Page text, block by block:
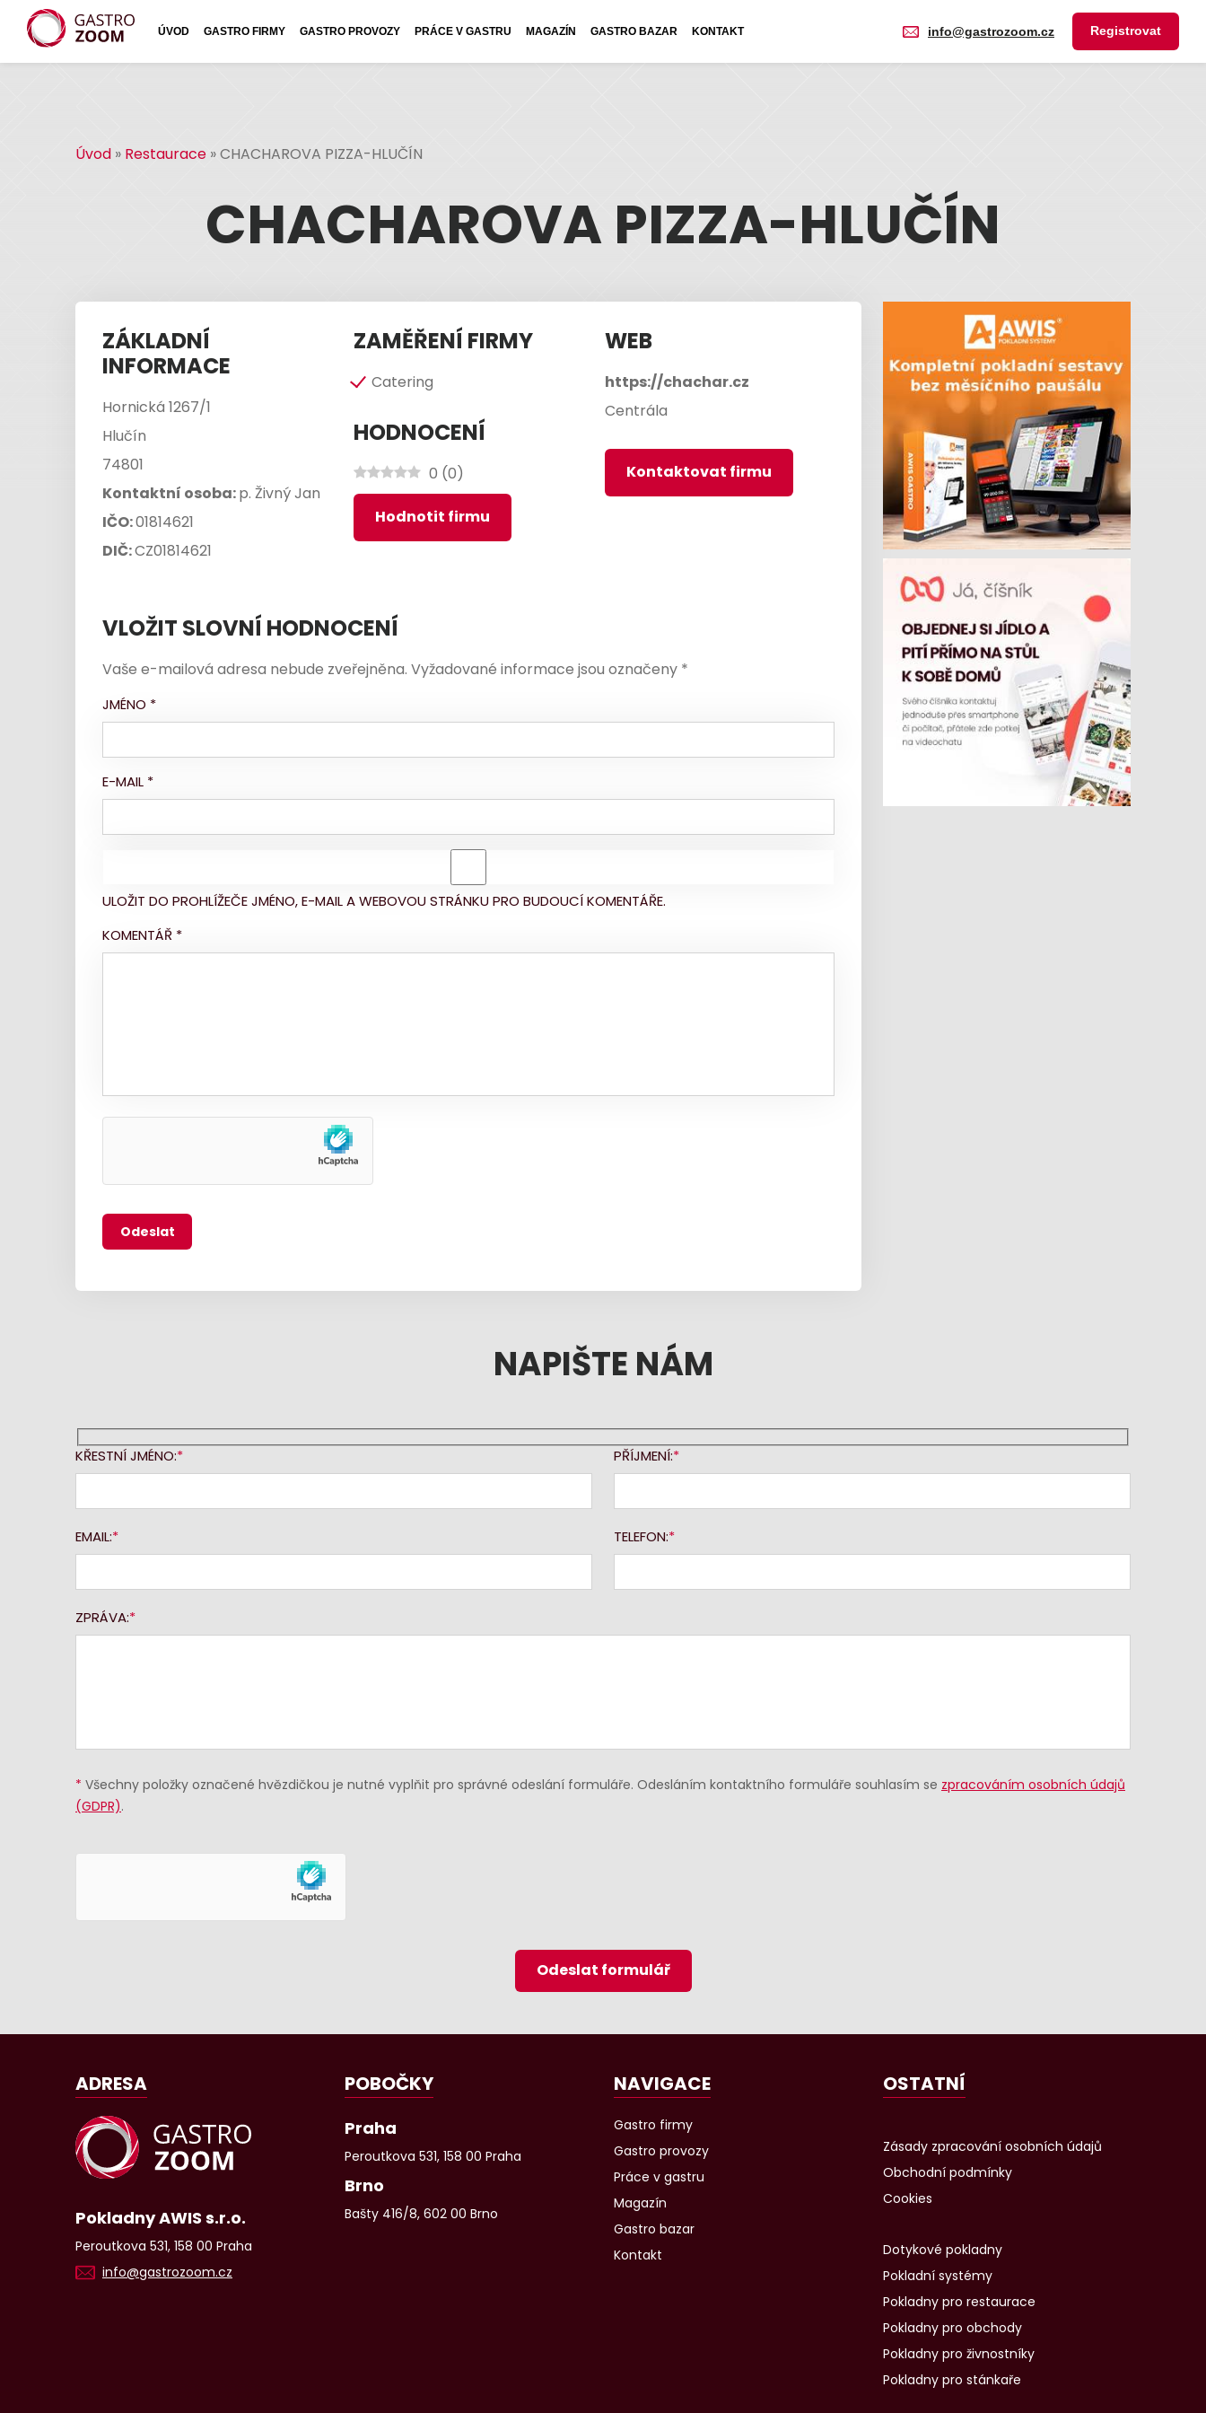
ÚVOD GASTRO FIRMY GASTRO PROVOZY PRÁCE V GASTRU MAGAZÍN GASTRO BAZAR KONTAKT info@gastrozoom.cz Registrovat
Úvod » Restaurace »CHACHAROVA PIZZA-HLUČÍN
CHACHAROVA PIZZA-HLUČÍN
ZÁKLADNÍ
INFORMACE
Hornická 1267/1
Hlučín
74801
Kontaktní osoba:p. Živný Jan
IČO:01814621
DIČ:CZ01814621
ZAMĚŘENÍ FIRMY
Catering
HODNOCENÍ
0 (0)
Hodnotit firmu
WEB
https://chachar.cz
Centrála
Kontaktovat firmu
VLOŽIT SLOVNÍ HODNOCENÍ
Vaše e-mailová adresa nebude zveřejněna. Vyžadované informace jsou označeny *
JMÉNO *
E-MAIL *
ULOŽIT DO PROHLÍŽEČE JMÉNO, E-MAIL A WEBOVOU STRÁNKU PRO BUDOUCÍ KOMENTÁŘE.
KOMENTÁŘ *
NAPIŠTE NÁM
KŘESTNÍ JMÉNO: PŘÍJMENÍ:
EMAIL: TELEFON:
ZPRÁVA:
* Všechny položky označené hvězdičkou je nutné vyplňit pro správné odeslání formuláře. Odesláním kontaktního formuláře souhlasím se zpracováním osobních údajů
(GDPR).
Odeslat formulář
ADRESA
Pokladny AWIS s.r.o.
Peroutkova 531, 158 00 Praha
info@gastrozoom.cz
POBOČKY
Praha
Peroutkova 531, 158 00 Praha
Brno
Bašty 416/8, 602 00 Brno
NAVIGACE
Gastro firmy
Gastro provozy
Práce v gastru
Magazín
Gastro bazar
Kontakt
OSTATNÍ
Zásady zpracování osobních údajů
Obchodní podmínky
Cookies
Dotykové pokladny
Pokladní systémy
Pokladny pro restaurace
Pokladny pro obchody
Pokladny pro živnostníky
Pokladny pro stánkaře